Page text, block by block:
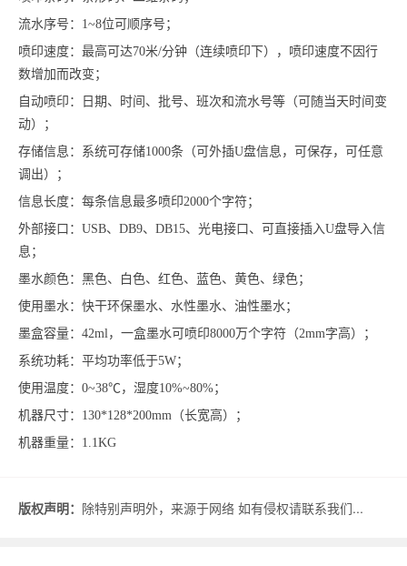
流水序号：1~8位可顺序号；
喷印速度：最高可达70米/分钟（连续喷印下），喷印速度不因行
数增加而改变；
自动喷印：日期、时间、批号、班次和流水号等（可随当天时间变
动）；
存储信息：系统可存储1000条（可外插U盘信息，可保存，可任意
调出）；
信息长度：每条信息最多喷印2000个字符；
外部接口：USB、DB9、DB15、光电接口、可直接插入U盘导入信
息；
墨水颜色：黑色、白色、红色、蓝色、黄色、绿色；
使用墨水：快干环保墨水、水性墨水、油性墨水；
墨盒容量：42ml，一盒墨水可喷印8000万个字符（2mm字高）；
系统功耗：平均功率低于5W；
使用温度：0~38℃，湿度10%~80%；
机器尺寸：130*128*200mm（长宽高）；
机器重量：1.1KG
版权声明： 除特别声明外，来源于网络 如有侵权请联系我们...